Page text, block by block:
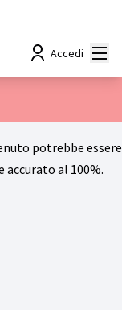
Choisir la langue
Accedi
potrebbe essere
al 100%.
(Jasna